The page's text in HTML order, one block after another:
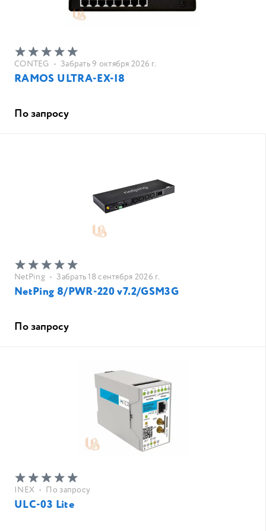
CONTEG • Забрать 9 октября 2026 г.
RAMOS ULTRA-EX-I8
По запросу
NetPing • Забрать 18 сентября 2026 г.
NetPing 8/PWR-220 v7.2/GSM3G
По запросу
INEX • По запросу
ULC-03 Lite